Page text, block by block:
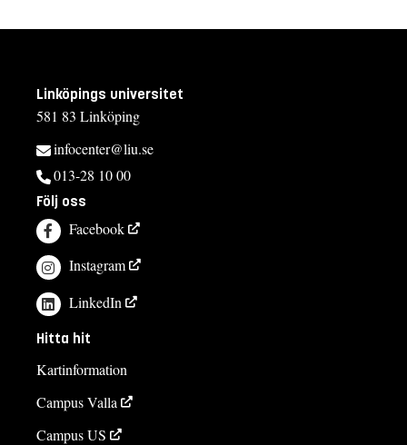
Linköpings universitet
581 83 Linköping
infocenter@liu.se
013-28 10 00
Följ oss
Facebook
Instagram
LinkedIn
Hitta hit
Kartinformation
Campus Valla
Campus US